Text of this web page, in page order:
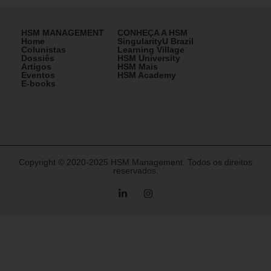
HSM MANAGEMENT
Home
Colunistas
Dossiês
Artigos
Eventos
E-books
CONHEÇA A HSM
SingularityU Brazil
Learning Village
HSM University
HSM Mais
HSM Academy
Copyright © 2020-2025 HSM Management. Todos os direitos
reservados.